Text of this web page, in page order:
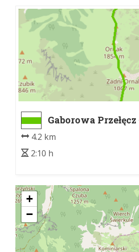
Gaborowa
4.2 km
2:10 h
+
−